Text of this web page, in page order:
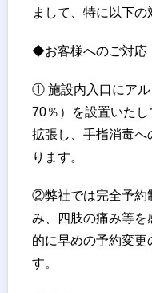
まして、特に以下の
◆お客様へのご対応
① 施設内入口にア
70％）を設置いた
拡張し、手指消毒へ
ります。
②弊社では完全予約
み、四肢の痛み等を
的に早めの予約変更
す。